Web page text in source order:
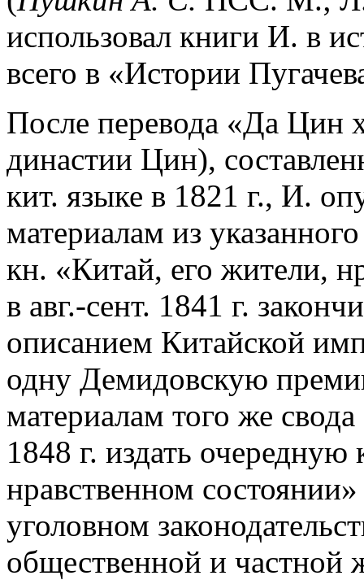
использовал книги И. в
всего в «Истории
После перевода «Да Цин
династии Цин),
кит. языке в 1821 г., И.
материалам из
кн. «Китай, его жители,
в авг.-сент. 1841 г.
описанием Китайской
одну Демидовскую
материалам того же
1848 г. издать
нравственном
уголовном
общественной и частной